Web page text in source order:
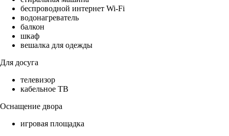
беспроводной интернет Wi-Fi
водонагреватель
балкон
шкаф
вешалка для одежды
Для досуга
телевизор
кабельное ТВ
Оснащение двора
игровая площадка